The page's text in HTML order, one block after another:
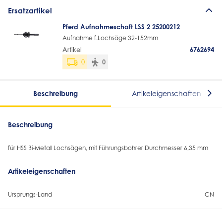
Beschreibung Artikeleigenschaften
Beschreibung
für HSS Bi-Metall Lochsägen, mit Führungsbohrer Durchmesser 6,35 mm
Artikeleigenschaften
Ursprungs-Land CN
Ersatzartikel
Pferd Aufnahmeschaft LSS 2 25200212
Aufnahme f.Lochsäge 32-152mm
Artikel
6762694
0
0